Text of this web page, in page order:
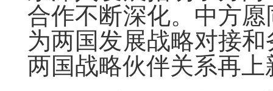
合作不断深化。中方
为两国发展战略对接
两国战略伙伴关系再上